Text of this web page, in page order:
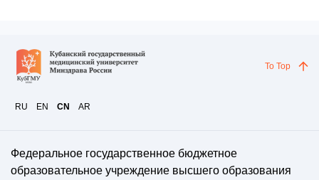
RU EN CN AR
To Top
Федеральное государственное бюджетное
образовательное учреждение высшего образования